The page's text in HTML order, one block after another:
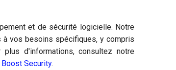
et de sécurité logicielle. Notre
vos besoins spécifiques, y compris
d'informations, consultez notre
Security.